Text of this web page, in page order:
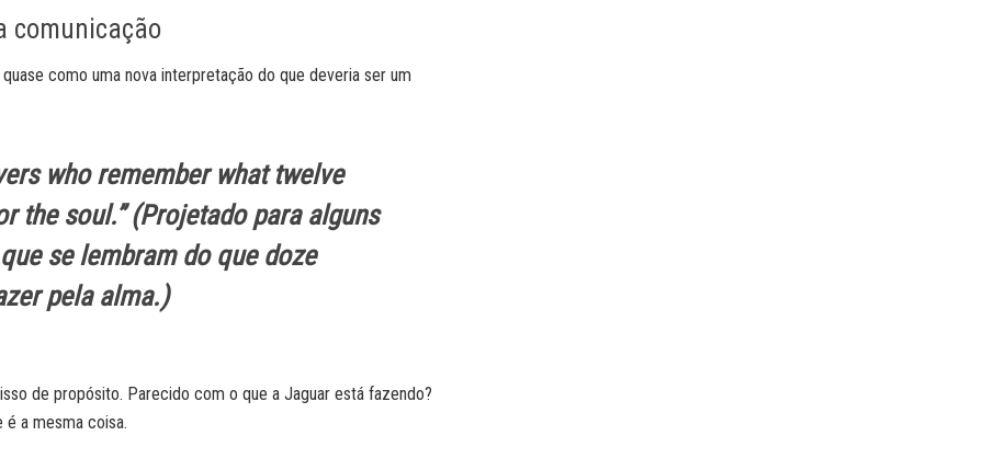
comunicação
como uma nova interpretação do que deveria ser um
who remember what twelve
the soul.” (Projetado para alguns
se lembram do que doze
pela alma.)
de propósito. Parecido com o que a Jaguar está fazendo?
é a mesma coisa.